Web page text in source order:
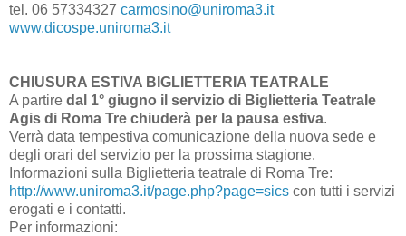
tel. 06 57334327 carmosino@uniroma3.it
www.dicospe.uniroma3.it
CHIUSURA ESTIVA BIGLIETTERIA TEATRALE
A partire dal 1° giugno il servizio di Biglietteria Teatrale
Agis di Roma Tre chiuderà per la pausa estiva.
Verrà data tempestiva comunicazione della nuova sede e
degli orari del servizio per la prossima stagione.
Informazioni sulla Biglietteria teatrale di Roma Tre:
http://www.uniroma3.it/page.php?page=sics con tutti i servizi
erogati e i contatti.
Per informazioni: